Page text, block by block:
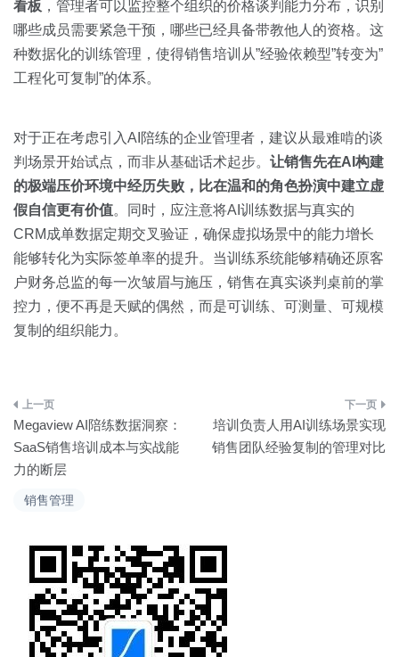
销售管理
看板 ，管理者可以监控整个组织的价格谈判能力分布，识别
哪些成员需要紧急干预，哪些已经具备带教他人的资格。这
种数据化的训练管理，使得销售培训从”经验依赖型”转变为”
工程化可复制”的体系。
对于正在考虑引入AI陪练的企业管理者，建议从最难啃的谈
判场景开始试点，而非从基础话术起步。 让销售先在AI构建
的极端压价环境中经历失败，比在温和的角色扮演中建立虚
假自信更有价值。同时，应注意将AI训练数据与真实的
CRM成单数据定期交叉验证，确保虚拟场景中的能力增长
能够转化为实际签单率的提升。当训练系统能够精确还原客
户财务总监的每一次皱眉与施压，销售在真实谈判桌前的掌
控力，便不再是天赋的偶然，而是可训练、可测量、可规模
复制的组织能力。
文
章
导
Megaview AI陪练数据洞察：
SaaS销售培训成本与实战能
力的断层
培训负责人用AI训练场景实现
销售团队经验复制的管理对比